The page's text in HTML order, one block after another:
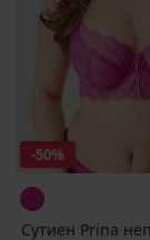
-50%
Сутиен Prina